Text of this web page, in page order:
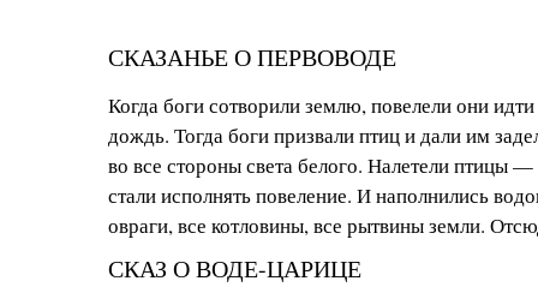
СКАЗАНЬЕ О ПЕРВОВОДЕ
Когда боги сотворили землю, повелели они
дождь. Тогда боги призвали птиц и дали им
во все стороны света белого. Налетели птицы
стали исполнять повеление. И наполнились
овраги, все котловины, все рытвины земли.
СКАЗ О ВОДЕ-ЦАРИЦЕ